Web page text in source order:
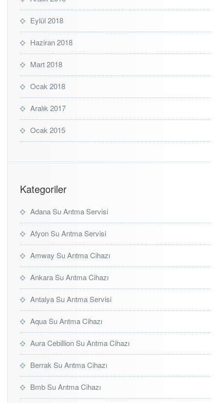
Eylül 2018
Haziran 2018
Mart 2018
Ocak 2018
Aralık 2017
Ocak 2015
Kategoriler
Adana Su Arıtma Servisi
Afyon Su Arıtma Servisi
Amway Su Arıtma Cihazı
Ankara Su Arıtma Cihazı
Antalya Su Arıtma Servisi
Aqua Su Arıtma Cihazı
Aura Cebillion Su Arıtma Cihazı
Berrak Su Arıtma Cihazı
Bmb Su Arıtma Cihazı